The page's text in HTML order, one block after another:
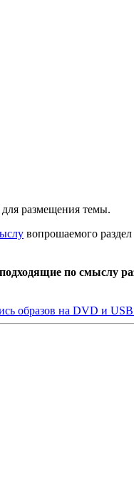
для размещения темы.
вопрошаемого
по смыслу
образов на DVD и